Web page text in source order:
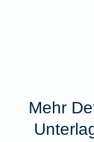
Mehr